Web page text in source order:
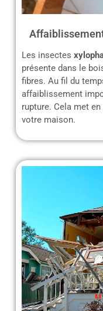
Les insectes
présente dans le
fibres. Au fil du
affaiblissement
rupture. Cela met
votre maison.